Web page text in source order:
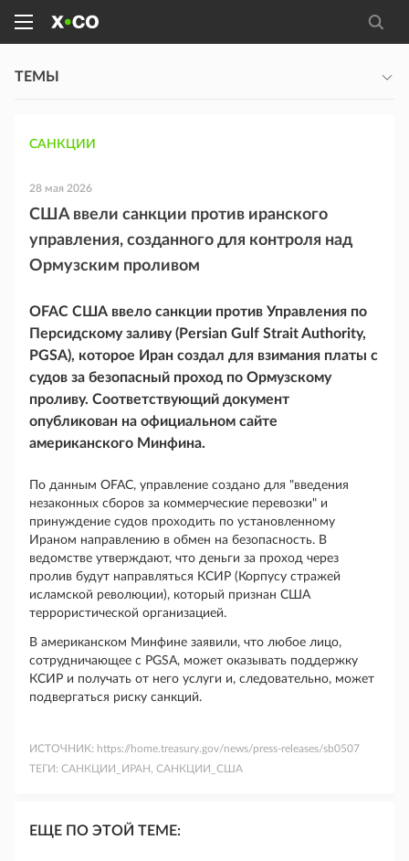
ТЕМЫ
САНКЦИИ
28 мая 2026
США ввели санкции против иранского
управления, созданного для контроля над
Ормузским проливом
OFAC США ввело санкции против Управления по
Персидскому заливу (Persian Gulf Strait Authority,
PGSA), которое Иран создал для взимания платы с
судов за безопасный проход по Ормузскому
проливу. Соответствующий документ
опубликован на официальном сайте
американского Минфина.
По данным OFAC, управление создано для "введения
незаконных сборов за коммерческие перевозки" и
принуждение судов проходить по установленному
Ираном направлению в обмен на безопасность. В
ведомстве утверждают, что деньги за проход через
пролив будут направляться КСИР (Корпусу стражей
исламской революции), который признан США
террористической организацией.
В американском Минфине заявили, что любое лицо,
сотрудничающее с PGSA, может оказывать поддержку
КСИР и получать от него услуги и, следовательно, может
подвергаться риску санкций.
ИСТОЧНИК: https://home.treasury.gov/news/press-releases/sb0507
ТЕГИ: САНКЦИИ_ИРАН, САНКЦИИ_США
ЕЩЕ ПО ЭТОЙ ТЕМЕ: